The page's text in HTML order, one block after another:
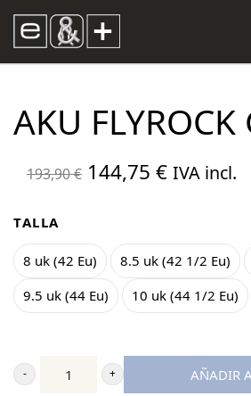
AKU FLYROCK
193,90€ El
era:
193,90 €.
144,75 €El
es:
144,75 €.
IVA incl.
TALLA
8 uk (42 Eu) 8.5 uk (42 1/2 Eu)
9.5 uk (44 Eu)
10 uk (44 1/2 Eu)
Aku
AÑADIR